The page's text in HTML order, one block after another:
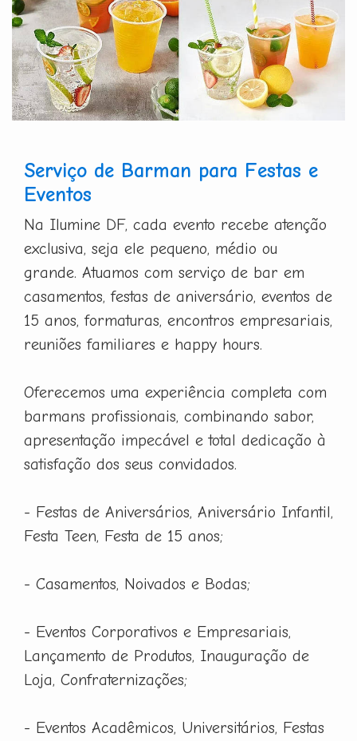
Serviço de Barman para Festas e
Eventos
Na Ilumine DF, cada evento recebe atenção
exclusiva, seja ele pequeno, médio ou
grande. Atuamos com serviço de bar em
casamentos, festas de aniversário, eventos de
15 anos, formaturas, encontros empresariais,
reuniões familiares e happy hours.
Oferecemos uma experiência completa com
barmans profissionais, combinando sabor,
apresentação impecável e total dedicação à
satisfação dos seus convidados.
- Festas de Aniversários, Aniversário Infantil,
Festa Teen, Festa de 15 anos;
- Casamentos, Noivados e Bodas;
- Eventos Corporativos e Empresariais,
Lançamento de Produtos, Inauguração de
Loja, Confraternizações;
- Eventos Acadêmicos, Universitários, Festas